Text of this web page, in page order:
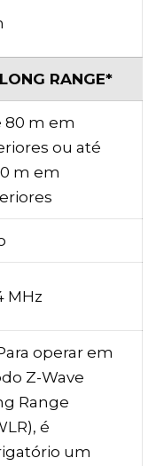
RANGE*
80 m em
ou até
m em
MHz
operar em
Z-Wave
Range
é
um